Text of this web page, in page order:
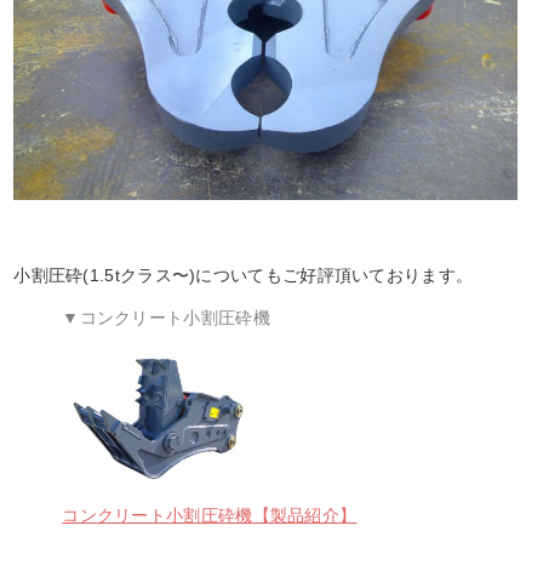
小割圧砕(1.5tクラス〜)についてもご好評頂いております。
▼コンクリート小割圧砕機
コンクリート小割圧砕機【製品紹介】